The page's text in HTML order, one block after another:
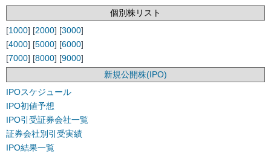
個別株リスト
[1000] [2000] [3000]
[4000] [5000] [6000]
[7000] [8000] [9000]
新規公開株(IPO)
IPOスケジュール
IPO初値予想
IPO引受証券会社一覧
証券会社別引受実績
IPO結果一覧